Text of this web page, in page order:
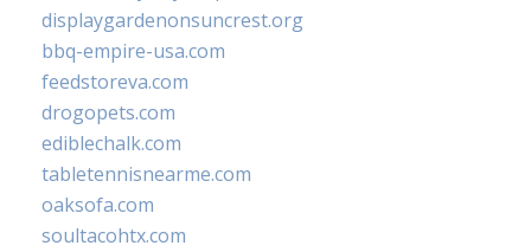
displaygardenonsuncrest.org
bbq-empire-usa.com
feedstoreva.com
drogopets.com
ediblechalk.com
tabletennisnearme.com
oaksofa.com
soultacohtx.com